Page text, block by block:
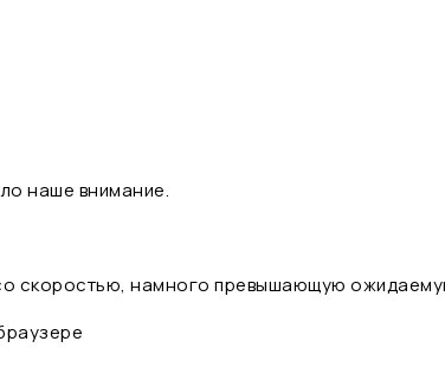
наше внимание.
скоростью, намного превышающую